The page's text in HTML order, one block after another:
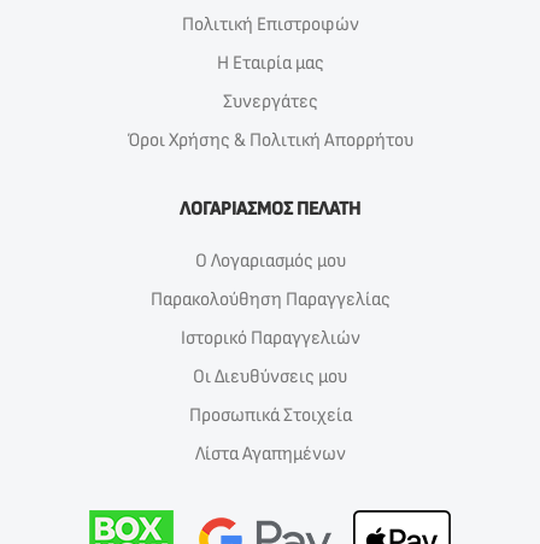
Πολιτική Επιστροφών
Η Εταιρία μας
Συνεργάτες
Όροι Χρήσης & Πολιτική Απορρήτου
ΛΟΓΑΡΙΑΣΜΟΣ ΠΕΛΑΤΗ
Ο Λογαριασμός μου
Παρακολούθηση Παραγγελίας
Ιστορικό Παραγγελιών
Οι Διευθύνσεις μου
Προσωπικά Στοιχεία
Λίστα Αγαπημένων